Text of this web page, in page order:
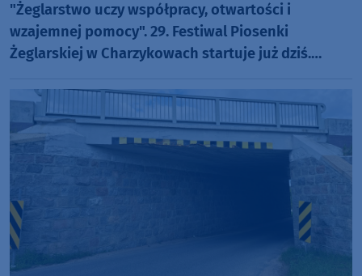
"Żeglarstwo uczy współpracy, otwartości i
wzajemnej pomocy". 29. Festiwal Piosenki
Żeglarskiej w Charzykowach startuje już dziś.